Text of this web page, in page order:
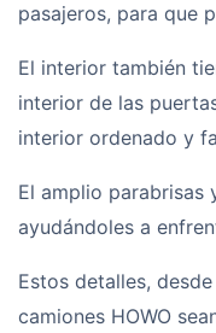
pasajeros, para que
El interior también
interior de las
interior ordenado y
El amplio parabrisas
ayudándoles a
Estos detalles,
camiones HOWO